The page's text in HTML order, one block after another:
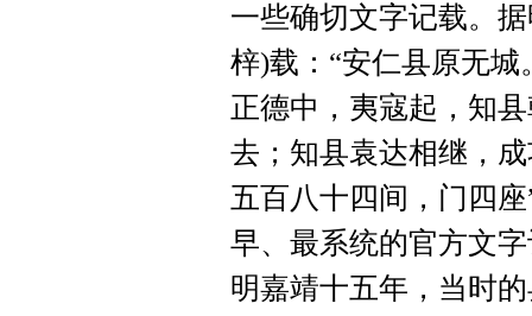
一些确切文字记载。
梓)载：“安仁县原无
正德中，夷寇起，知
去；知县袁达相继，
五百八十四间，门四
早、最系统的官方文
明嘉靖十五年，当时